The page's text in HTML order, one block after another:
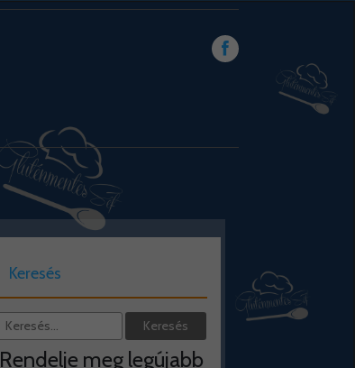
Keresés
Rendelje meg legújabb